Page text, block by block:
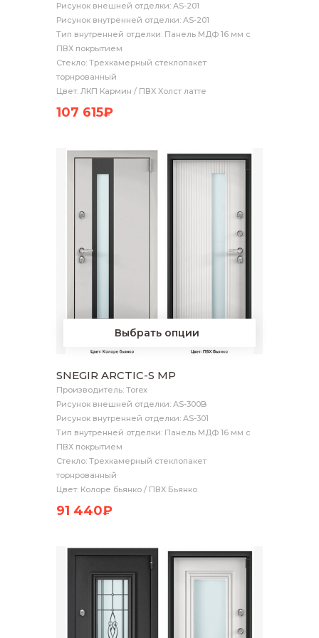
Рисунок внешней отделки: AS-201
Рисунок внутренней отделки: AS-201
Тип внутренней отделки: Панель МДФ 16 мм с
ПВХ покрытием
Стекло: Трехкамерный стеклопакет
торнрованный
Цвет: ЛКП Кармин / ПВХ Холст латте
107 615₽
Выбрать опции
SNEGIR ARCTIC-S MP
Производитель: Torex
Рисунок внешней отделки: AS-300B
Рисунок внутренней отделки: AS-301
Тип внутренней отделки: Панель МДФ 16 мм с
ПВХ покрытием
Стекло: Трехкамерный стеклопакет
торнрованный
Цвет: Колоре бьянко / ПВХ Бьянко
91 440₽